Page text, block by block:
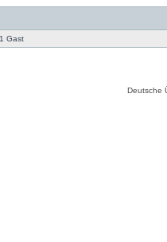
Gast
Deutsche